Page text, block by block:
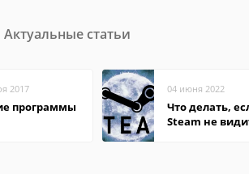
Актуальные статьи
2017
программы
04 июня 2022
Что делать,
Steam не